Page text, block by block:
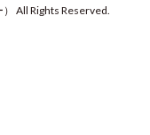
） All Rights Reserved.